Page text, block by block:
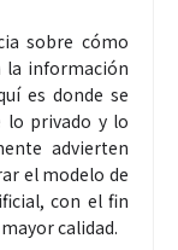
sobre cómo
la información
es donde se
lo privado y lo
advierten
el modelo de
con el fin
calidad.